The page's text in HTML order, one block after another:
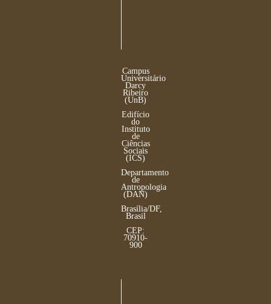
Campus
Universitário
Darcy
Ribeiro
(UnB)
Edifício
do
Instituto
de
Ciências
Sociais
(ICS)
Departamento
de
Antropologia
(DAN)
Brasília/DF,
Brasil
CEP:
70910-
900